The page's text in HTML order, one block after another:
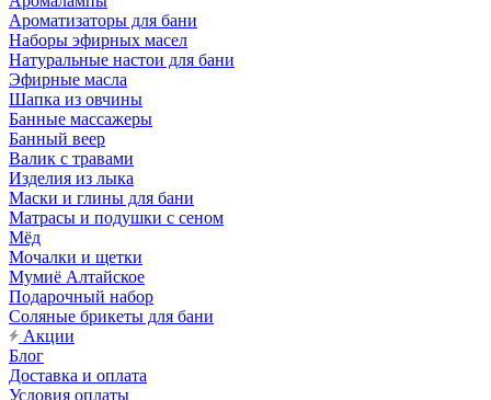
Ароматизаторы для бани
Наборы эфирных масел
Натуральные настои для бани
Эфирные масла
Шапка из овчины
Банные массажеры
Банный веер
Валик с травами
Изделия из лыка
Маски и глины для бани
Матрасы и подушки с сеном
Мёд
Мочалки и щетки
Мумиё Алтайское
Подарочный набор
Соляные брикеты для бани
Акции
Блог
Доставка и оплата
Условия оплаты